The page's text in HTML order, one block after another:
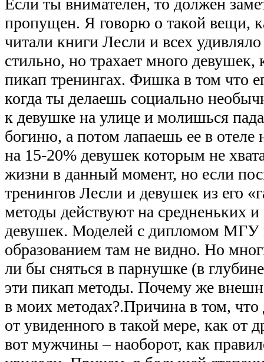
Если ты внимателен, то должен
пропущен. Я говорю о такой вещи,
читали книги Лесли и всех
стильно, но трахает много девушек,
пикап тренингах. Фишка в том что
когда ты делаешь социально
к девушке на улице и молишься
богиню, а потом лапаешь ее в отеле
на 15-20% девушек которым не
жизни в данный момент, но если
тренингов Лесли и девушек из его
методы действуют на средненьких
девушек. Моделей с дипломом
образованием там не видно. Но
ли бы сняться в парнушке (в
эти пикап методы. Почему же
в моих методах?.Причина в том,
от увиденного в такой мере, как от
вот мужчины – наоборот, как